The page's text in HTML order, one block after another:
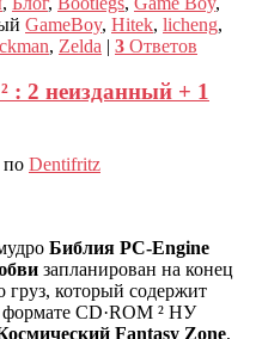
GameBoy, Hitek, licheng,
, Zelda | 3 Ответов
: 2 неизданный + 1
по Dentifritz
Библия PC-Engine
запланирован на конец
который содержит
CD·ROM ² НУ
Fantasy Zone,